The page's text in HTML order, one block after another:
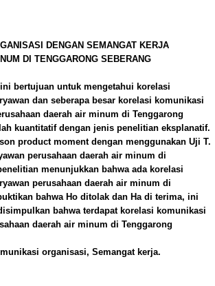
DENGAN SEMANGAT KERJA
DI TENGGARONG SEBERANG
bertujuan untuk mengetahui korelasi
dan seberapa besar korelasi komunikasi
daerah air minum di Tenggarong
kuantitatif dengan jenis penelitian eksplanatif.
product moment dengan menggunakan Uji T.
perusahaan daerah air minum di
menunjukkan bahwa ada korelasi
perusahaan daerah air minum di
bahwa Ho ditolak dan Ha di terima, ini
bahwa terdapat korelasi komunikasi
daerah air minum di Tenggarong
organisasi, Semangat kerja.